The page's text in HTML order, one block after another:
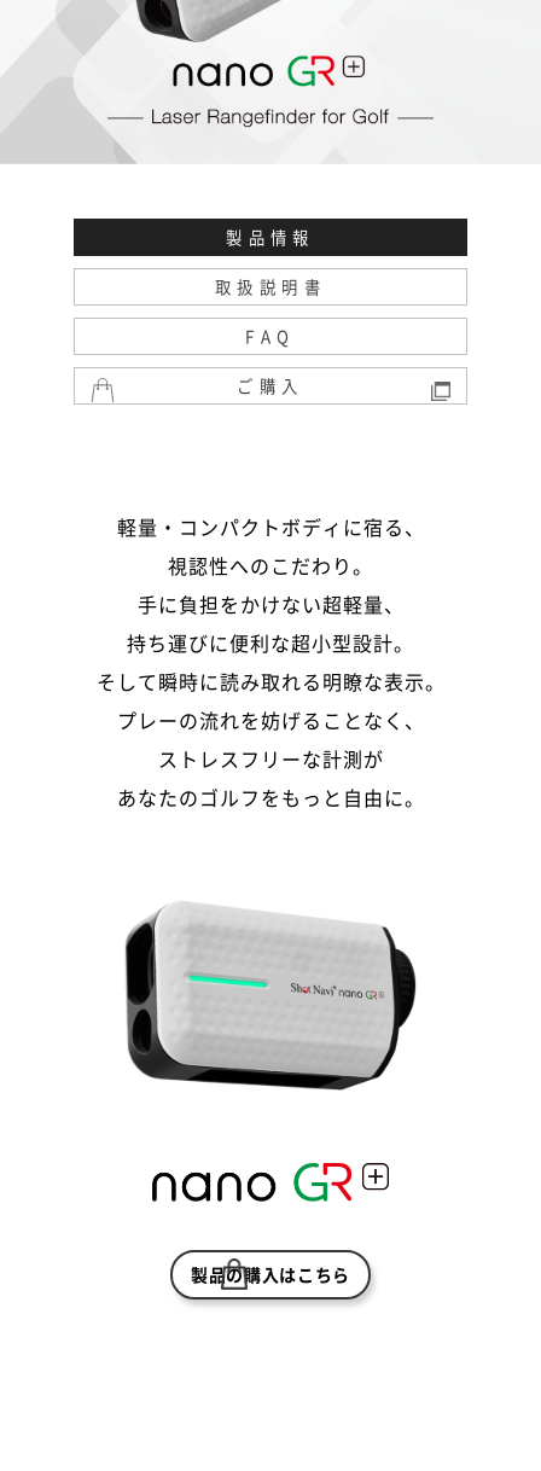
製品情報
取扱説明書
FAQ
ご購入
軽量・コンパクトボディに宿る、
視認性へのこだわり。
手に負担をかけない超軽量、
持ち運びに便利な超小型設計。
そして瞬時に読み取れる明瞭な表示。
プレーの流れを妨げることなく、
ストレスフリーな計測が
あなたのゴルフをもっと自由に。
製品の購入はこちら